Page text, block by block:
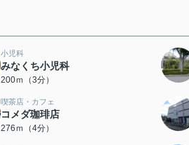
小児科
みなくち小児科
200ｍ（3分）
喫茶店・カフェ
コメダ珈琲店
276ｍ（4分）